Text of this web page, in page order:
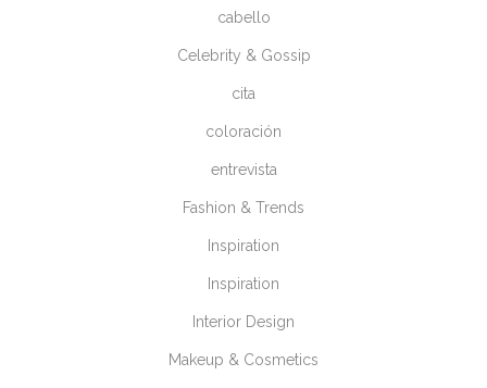
cabello
Celebrity & Gossip
cita
coloración
entrevista
Fashion & Trends
Inspiration
Inspiration
Interior Design
Makeup & Cosmetics